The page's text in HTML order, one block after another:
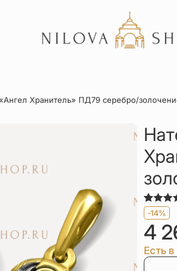
Акции
Хранитель» ПД79 серебро/
Рейтинг
5.00из
на
опроса
2 -14%
4
Есть